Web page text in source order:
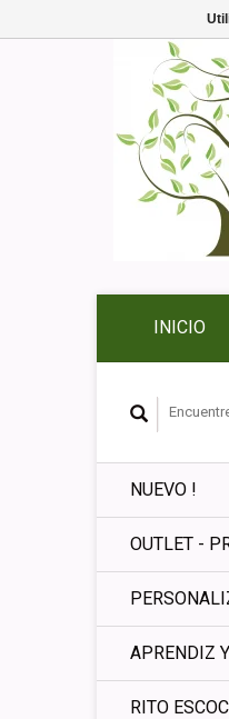
INICIO
NUEVO !
OUTLET -
APRENDIZ
RITO